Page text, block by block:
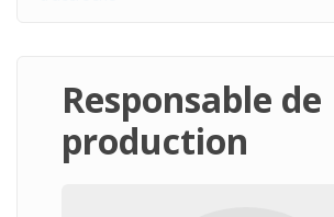
Responsable de
production